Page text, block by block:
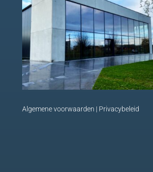
Algemene voorwaarden | Privacybeleid